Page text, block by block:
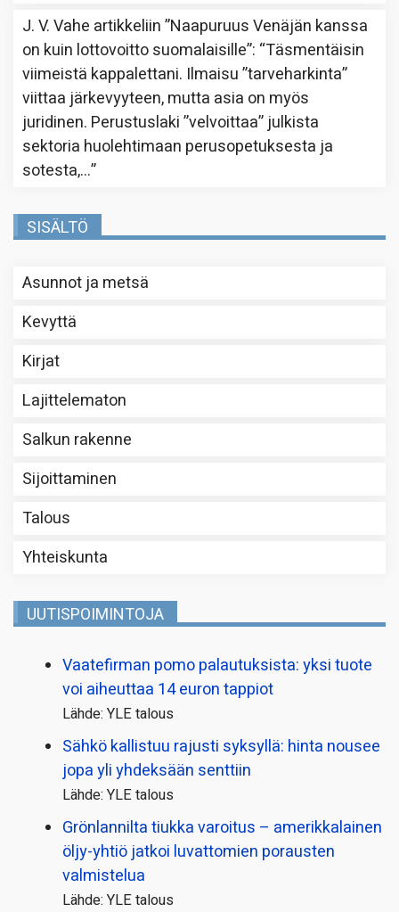
J. V. Vahe artikkeliin”Naapuruus Venäjän kanssa
on kuin lottovoitto suomalaisille”: “Täsmentäisin
viimeistä kappalettani. Ilmaisu ”tarveharkinta”
viittaa järkevyyteen, mutta asia on myös
juridinen. Perustuslaki ”velvoittaa” julkista
sektoria huolehtimaan perusopetuksesta ja
sotesta,…”
SISÄLTÖ
Asunnot ja metsä
Kevyttä
Kirjat
Lajittelematon
Salkun rakenne
Sijoittaminen
Talous
Yhteiskunta
UUTISPOIMINTOJA
Vaatefirman pomo palautuksista: yksi tuote
voi aiheuttaa 14 euron tappiot
Lähde: YLE talous
Sähkö kallistuu rajusti syksyllä: hinta nousee
jopa yli yhdeksään senttiin
Lähde: YLE talous
Grönlannilta tiukka varoitus – amerikkalainen
öljy-yhtiö jatkoi luvattomien porausten
valmistelua
Lähde: YLE talous